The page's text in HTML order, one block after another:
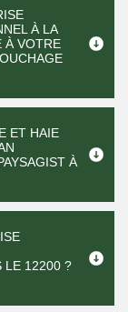
À LA
À VOTRE
ET HAIE
À
LE 12200 ?